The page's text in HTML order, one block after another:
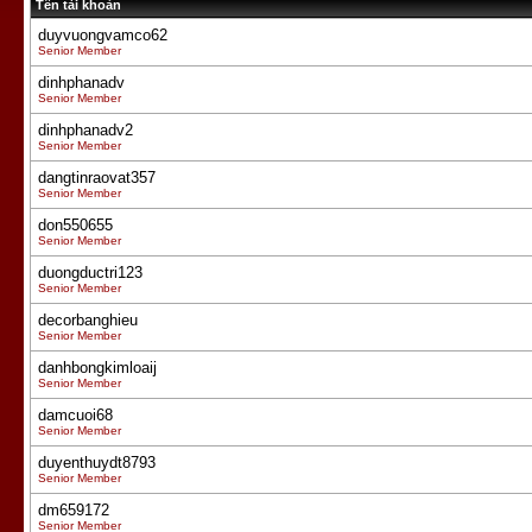
Tên tài khoản
duyvuongvamco62
Senior Member
dinhphanadv
Senior Member
dinhphanadv2
Senior Member
dangtinraovat357
Senior Member
don550655
Senior Member
duongductri123
Senior Member
decorbanghieu
Senior Member
danhbongkimloaij
Senior Member
damcuoi68
Senior Member
duyenthuydt8793
Senior Member
dm659172
Senior Member